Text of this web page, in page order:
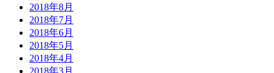
2018年8月
2018年7月
2018年6月
2018年5月
2018年4月
2018年3月